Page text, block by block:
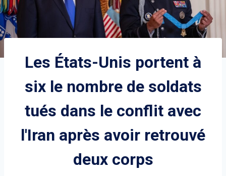
Les États-Unis portent à
six le nombre de soldats
tués dans le conflit avec
l'Iran après avoir retrouvé
deux corps